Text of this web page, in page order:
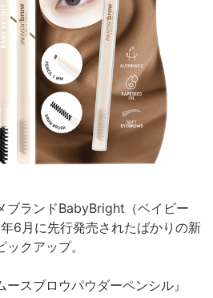
ブランドBabyBright（ベイビー
6月に先行発売されたばかりの新
クアップ。
スブロウパウダーペンシル』